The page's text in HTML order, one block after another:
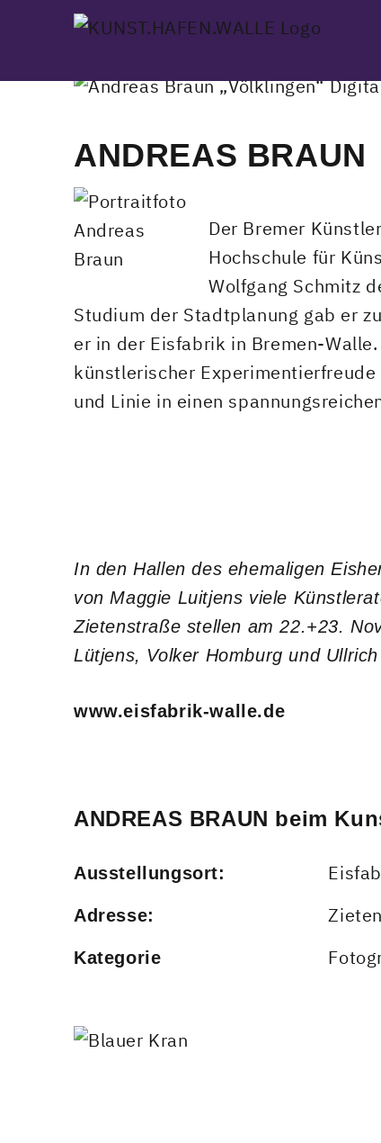
ANDREAS BRAUN
Der Bremer Künstler
Hochschule für
Wolfgang Schmitz
Studium der Stadtplanung gab er
er in der Eisfabrik in Bremen-
künstlerischer
und Linie in einen
In den Hallen des ehemaligen
von Maggie Luitjens viele
Zietenstraße stellen am 22.+23.
Lütjens, Volker Homburg und
www.eisfabrik-walle.de
ANDREAS BRAUN beim
Ausstellungsort:
Adresse:
Kategorie